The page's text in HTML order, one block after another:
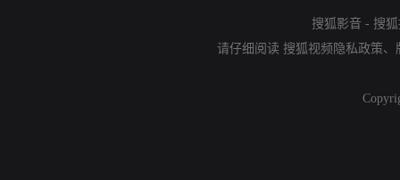
搜狐影音 - 搜
请仔细阅读 搜狐视频隐私政策、